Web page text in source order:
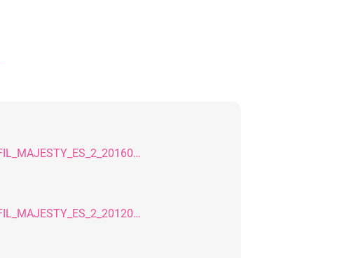
SDB_CLEARFIL_MAJESTY_ES_2_20160907_GB
SDB_CLEARFIL_MAJESTY_ES_2_20120921_GB